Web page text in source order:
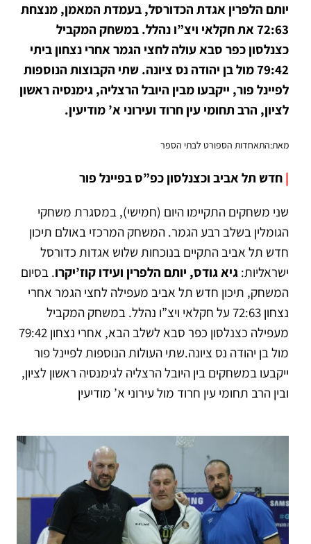
יותם הלפרין אגדת הכדורסל, בעמדת המאמן, מנצחת
72:63 את חקלאי ויצ”ו נהלל. במשחק המקביל
כצנלסון כפר סבא עולה לחצי הגמר אחרי נצחון ביתי
79:42 מול בן יהודה נס ציונה. שתי הקבוצות הנוספות
לפיינל פור, ייקבעו מבין היובל הרצליה, גימנסיה ראשון
לציון, הרב תחומי עין חרוד ועירוני א’ מודיעין.
מאת:התאחדות הספורט לבתי הספר
| חדש תל אביב וכצנלסון כפ”ס בפיינל פור
שני משחקים התקיימו היום (חמישי), במסגרת משחקי
הגומלין בשלב רבע הגמר. המשחק המרכזי באולם תיכון
חדש תל אביב התקיים בנוכחות שלוש אגדות כדורסל
ישראליות: גיא גודס, יותם הלפרין ועידו קוז’יקרו. בסיום
המשחק, תיכון חדש תל אביב מעפילה לחצי הגמר אחרי
נצחון 72:63 על חקלאי ויצ”ו נהלל. במשחק המקביל
מעפילה כצנלסון כפר סבא לשלב הבא, אחרי נצחון 79:42
מול בן יהודה נס ציונה.שתי העולות הנוספות לפיינל פור
ייקבעו במשחקים בין היובל הרצליה לגימנסיה ראשון לציון,
ובין הרב תחומי עין חרוד מול עירוני א’ מודיעין